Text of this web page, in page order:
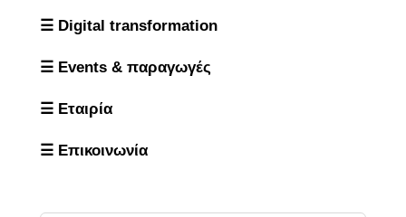
☰ Digital transformation
☰ Events & παραγωγές
☰ Εταιρία
☰ Επικοινωνία